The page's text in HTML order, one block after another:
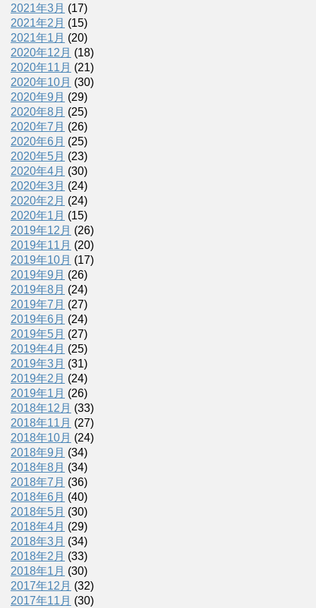
2021年3月 (17)
2021年2月 (15)
2021年1月 (20)
2020年12月 (18)
2020年11月 (21)
2020年10月 (30)
2020年9月 (29)
2020年8月 (25)
2020年7月 (26)
2020年6月 (25)
2020年5月 (23)
2020年4月 (30)
2020年3月 (24)
2020年2月 (24)
2020年1月 (15)
2019年12月 (26)
2019年11月 (20)
2019年10月 (17)
2019年9月 (26)
2019年8月 (24)
2019年7月 (27)
2019年6月 (24)
2019年5月 (27)
2019年4月 (25)
2019年3月 (31)
2019年2月 (24)
2019年1月 (26)
2018年12月 (33)
2018年11月 (27)
2018年10月 (24)
2018年9月 (34)
2018年8月 (34)
2018年7月 (36)
2018年6月 (40)
2018年5月 (30)
2018年4月 (29)
2018年3月 (34)
2018年2月 (33)
2018年1月 (30)
2017年12月 (32)
2017年11月 (30)